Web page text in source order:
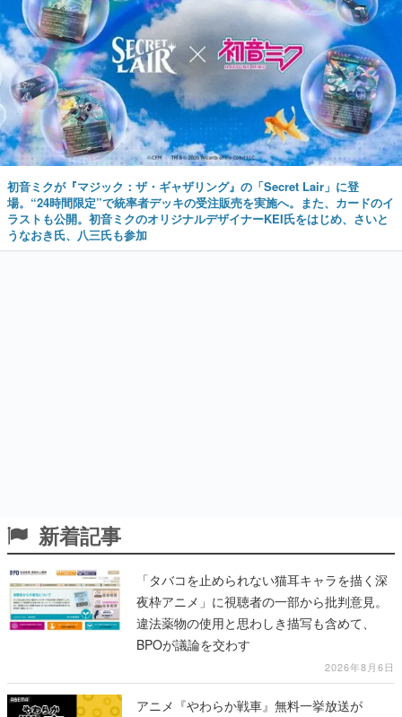
初音ミクが『マジック：ザ・ギャザリング』の「Secret Lair」に登
場。“24時間限定”で統率者デッキの受注販売を実施へ。また、カードのイ
ラストも公開。初音ミクのオリジナルデザイナーKEI氏をはじめ、さいと
うなおき氏、八三氏も参加
新着記事
「タバコを止められない猫耳キャラを描く深
夜枠アニメ」に視聴者の一部から批判意見。
違法薬物の使用と思わしき描写も含めて、
BPOが議論を交わす
2026年8月6日
アニメ『やわらか戦車』無料一挙放送が